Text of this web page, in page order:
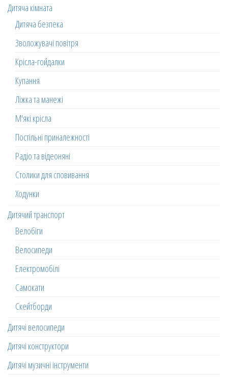
Дитяча кімната
Дитяча безпека
Зволожувачі повітря
Крісла-гойдалки
Купання
Ліжка та манежі
М'які крісла
Постільні приналежності
Радіо та відеоняні
Столики для сповивання
Ходунки
Дитячий транспорт
Велобіги
Велосипеди
Електромобілі
Самокати
Скейтборди
Дитячі велосипеди
Дитячі конструктори
Дитячі музичні інструменти